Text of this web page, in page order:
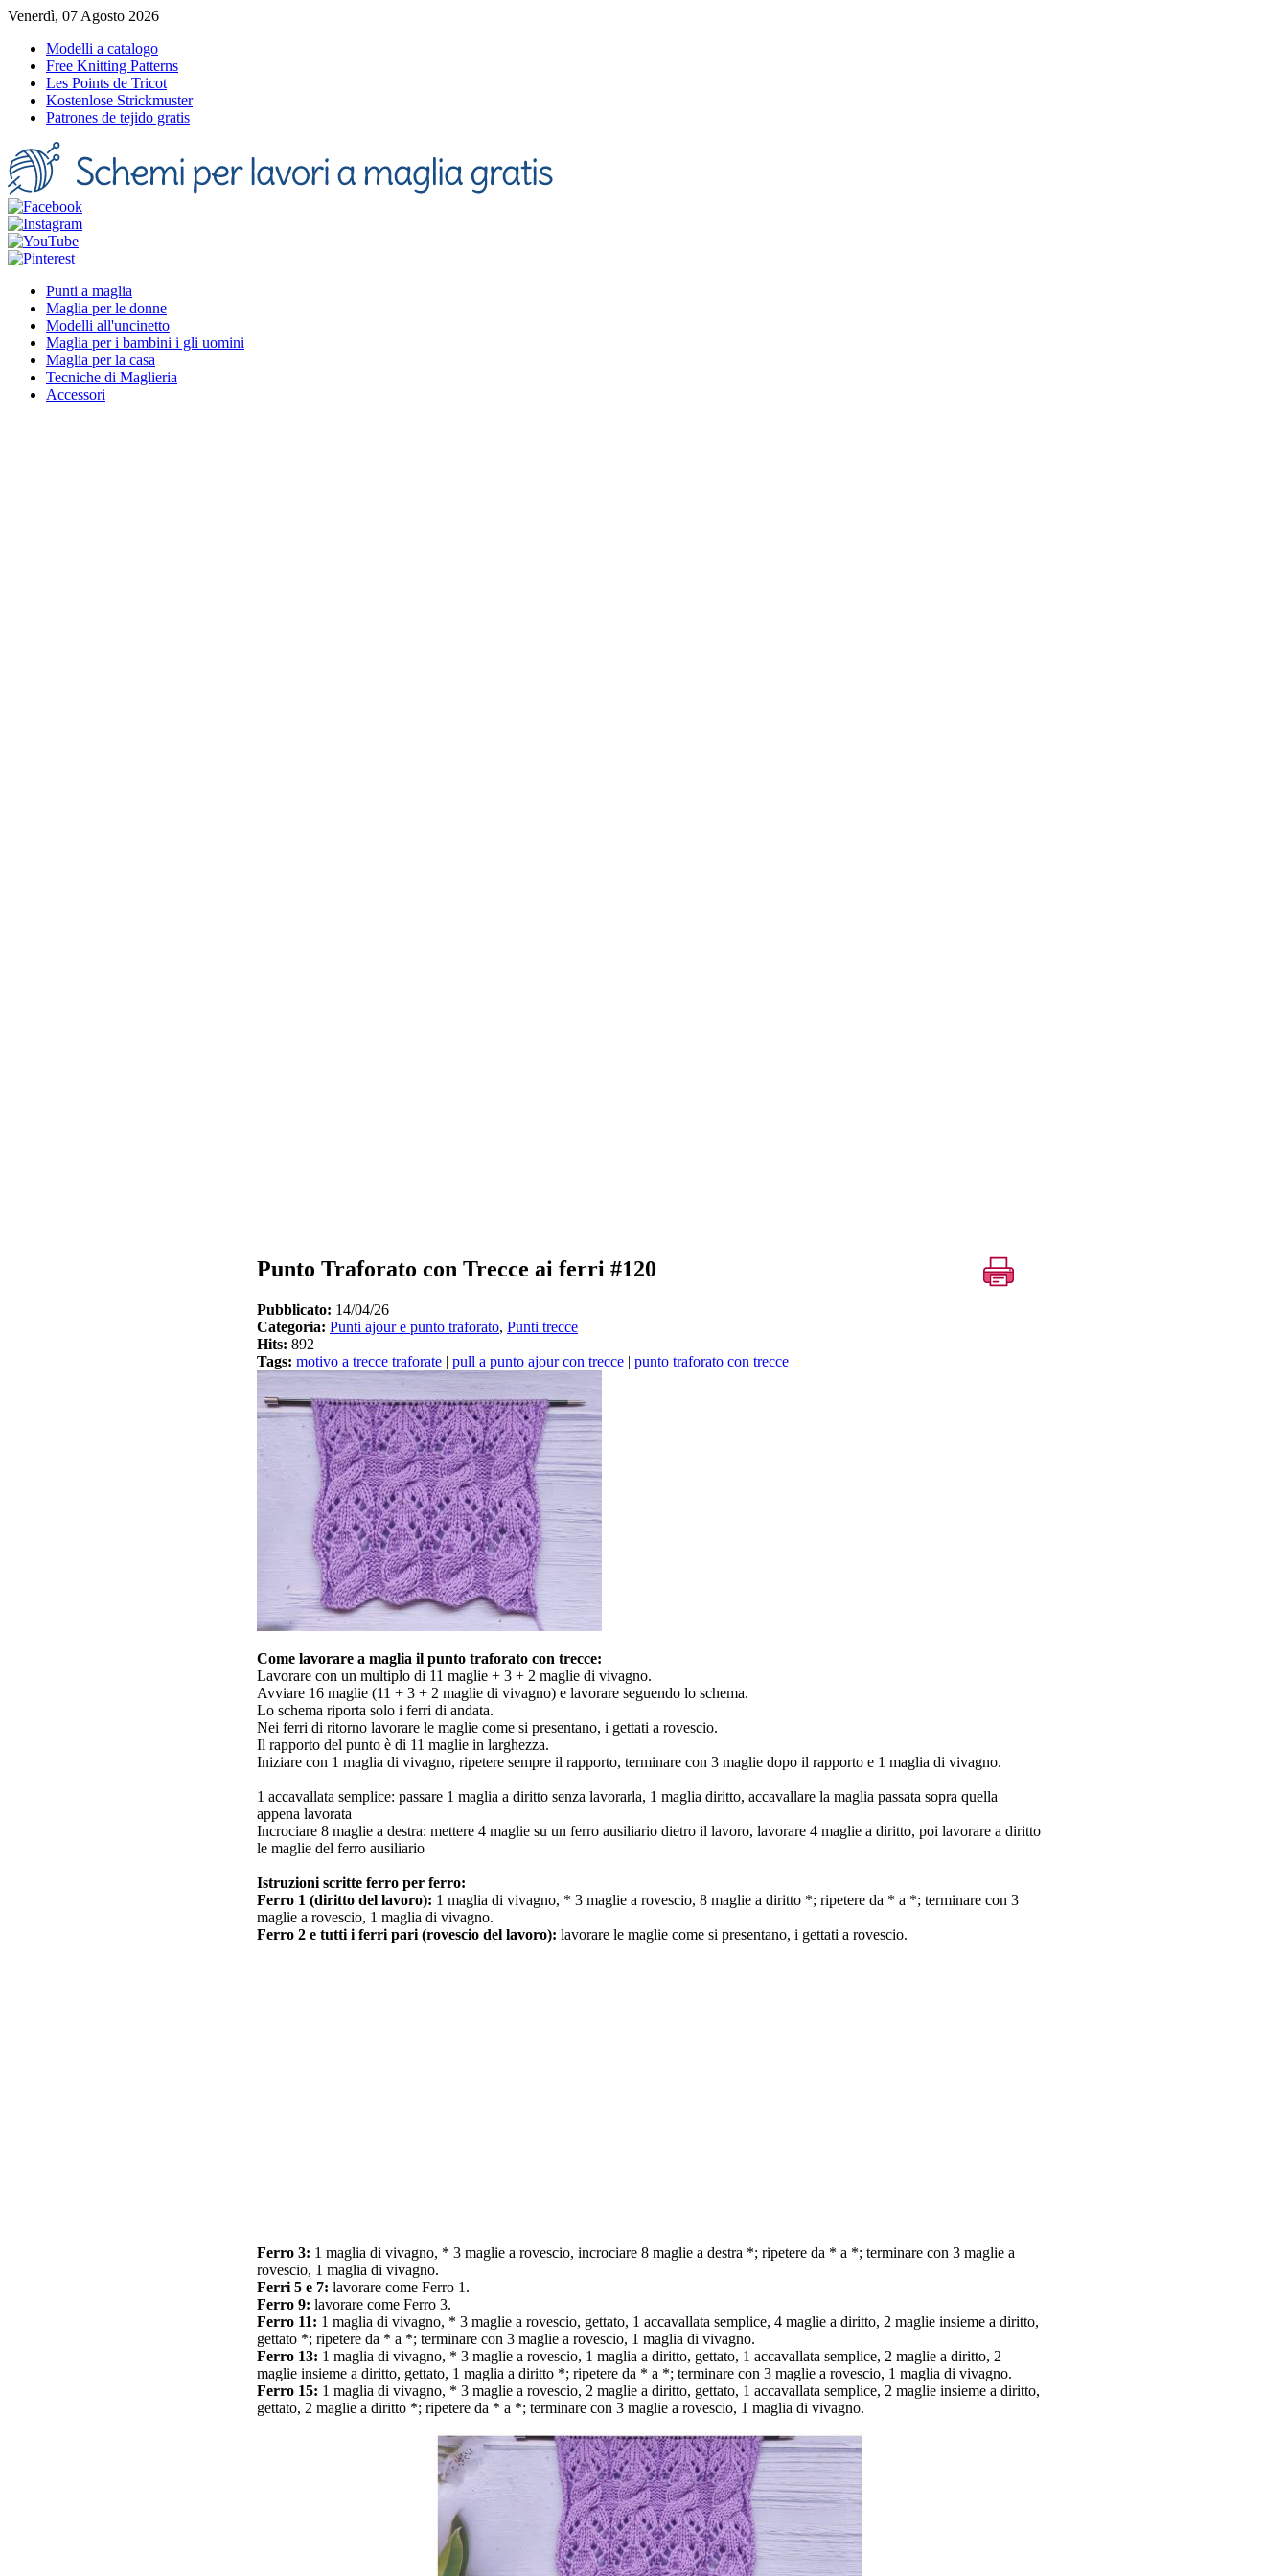
Venerdì, 07 Agosto 2026
Modelli a catalogo
Free Knitting Patterns
Les Points de Tricot
Kostenlose Strickmuster
Patrones de tejido gratis
Punti a maglia
Maglia per le donne
Modelli all'uncinetto
Maglia per i bambini i gli uomini
Maglia per la casa
Tecniche di Maglieria
Accessori
Punto Traforato con Trecce ai ferri #120
Pubblicato: 14/04/26
Categoria: Punti ajour e punto traforato, Punti trecce
Hits: 892
Tags: motivo a trecce traforate | pull a punto ajour con trecce | punto traforato con trecce
Come lavorare a maglia il punto traforato con trecce:
Lavorare con un multiplo di 11 maglie + 3 + 2 maglie di vivagno.
Avviare 16 maglie (11 + 3 + 2 maglie di vivagno) e lavorare seguendo lo schema.
Lo schema riporta solo i ferri di andata.
Nei ferri di ritorno lavorare le maglie come si presentano, i gettati a rovescio.
Il rapporto del punto è di 11 maglie in larghezza.
Iniziare con 1 maglia di vivagno, ripetere sempre il rapporto, terminare con 3 maglie dopo il rapporto e 1 maglia di vivagno.
1 accavallata semplice: passare 1 maglia a diritto senza lavorarla, 1 maglia diritto, accavallare la maglia passata sopra quella
appena lavorata
Incrociare 8 maglie a destra: mettere 4 maglie su un ferro ausiliario dietro il lavoro, lavorare 4 maglie a diritto, poi lavorare a diritto
le maglie del ferro ausiliario
Istruzioni scritte ferro per ferro:
Ferro 1 (diritto del lavoro): 1 maglia di vivagno, * 3 maglie a rovescio, 8 maglie a diritto *; ripetere da * a *; terminare con 3
maglie a rovescio, 1 maglia di vivagno.
Ferro 2 e tutti i ferri pari (rovescio del lavoro): lavorare le maglie come si presentano, i gettati a rovescio.
Ferro 3: 1 maglia di vivagno, * 3 maglie a rovescio, incrociare 8 maglie a destra *; ripetere da * a *; terminare con 3 maglie a
rovescio, 1 maglia di vivagno.
Ferri 5 e 7: lavorare come Ferro 1.
Ferro 9: lavorare come Ferro 3.
Ferro 11: 1 maglia di vivagno, * 3 maglie a rovescio, gettato, 1 accavallata semplice, 4 maglie a diritto, 2 maglie insieme a diritto,
gettato *; ripetere da * a *; terminare con 3 maglie a rovescio, 1 maglia di vivagno.
Ferro 13: 1 maglia di vivagno, * 3 maglie a rovescio, 1 maglia a diritto, gettato, 1 accavallata semplice, 2 maglie a diritto, 2
maglie insieme a diritto, gettato, 1 maglia a diritto *; ripetere da * a *; terminare con 3 maglie a rovescio, 1 maglia di vivagno.
Ferro 15: 1 maglia di vivagno, * 3 maglie a rovescio, 2 maglie a diritto, gettato, 1 accavallata semplice, 2 maglie insieme a diritto,
gettato, 2 maglie a diritto *; ripetere da * a *; terminare con 3 maglie a rovescio, 1 maglia di vivagno.